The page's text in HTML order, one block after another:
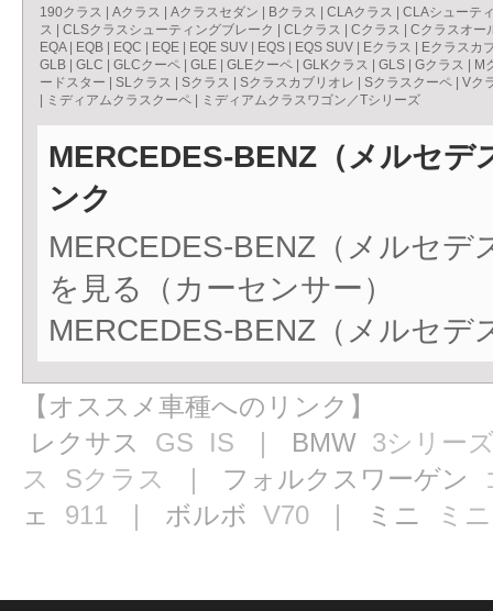
190クラス Aクラス Aクラスセダン Bクラス CLAクラス
CLAシューテ
ス
CLSクラスシューティングブレーク CLクラス Cクラス
Cクラスオー
EQA| EQB EQC EQE EQE SUV EQS EQS SUV Eクラス
Eクラスカ
GLB
GLC GLCクーペ GLE GLEクーペ GLKクラス GLS Gクラス
M
ードスター
SLクラス Sクラス Sクラスカブリオレ Sクラスクーペ
Vク
ミディアムクラスクーペ ミディアムクラスワゴン／Tシリーズ
MERCEDES-BENZ（メルセ
ンク
MERCEDES-BENZ（メルセ
を見る（カーセンサー）
MERCEDES-BENZ（メルセ
【オススメ車種へのリンク】
レクサス GS IS ｜ BMW 3シリー
ス
Sクラス ｜ フォルクスワーゲン
ェ 911 ｜ ボルボ V70 ｜ ミニ ミニ